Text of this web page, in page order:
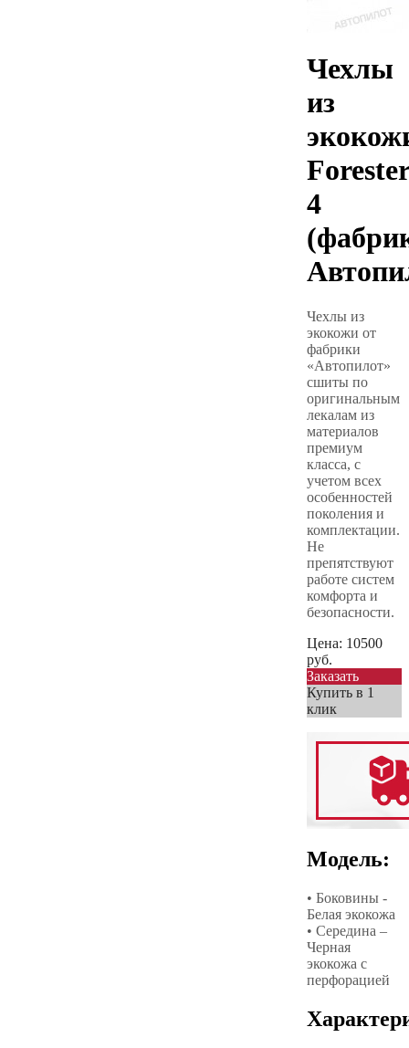
Чехлы
из
Forester
4
Чехлы из
экокожи от
фабрики
«Автопилот»
сшиты по
оригинальным
лекалам из
материалов
премиум
класса, с
учетом всех
особенностей
поколения и
комплектации.
Не
препятствуют
работе систем
комфорта и
безопасности.
Цена: 10500
руб.
Заказать
Купить в 1
клик
Модель:
• Боковины -
Белая экокожа
• Середина –
Черная
экокожа с
перфорацией